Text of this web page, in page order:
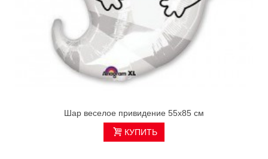
Шар веселое привидение 55х85 см
КУПИТЬ